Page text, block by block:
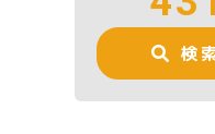
検